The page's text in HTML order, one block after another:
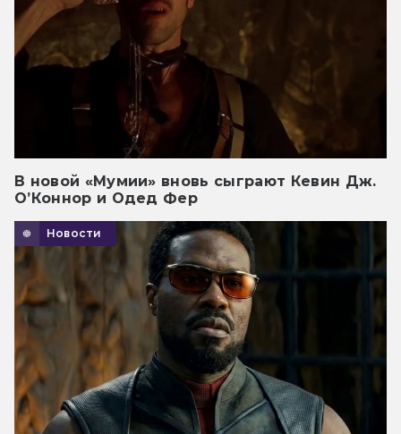
В новой «Мумии» вновь сыграют Кевин Дж.
О’Коннор и Одед Фер
Новости